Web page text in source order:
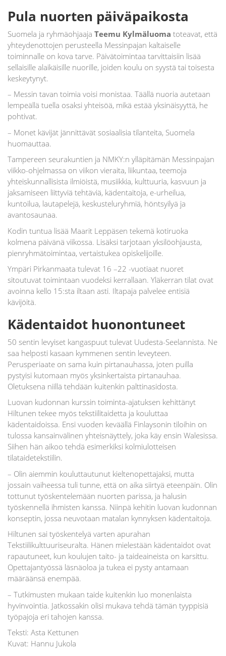
Pula nuorten päiväpaikosta
Suomela ja ryhmäohjaaja Teemu Kylmäluoma toteavat, että
yhteydenottojen perusteella Messinpajan kaltaiselle
toiminnalle on kova tarve. Päivätoimintaa tarvittaisiin lisää
sellaisille alaikäisille nuorille, joiden koulu on syystä tai toisesta
keskeytynyt.
– Messin tavan toimia voisi monistaa. Täällä nuoria autetaan
lempeällä tuella osaksi yhteisöä, mikä estää yksinäisyyttä, he
pohtivat.
– Monet kävijät jännittävät sosiaalisia tilanteita, Suomela
huomauttaa.
Tampereen seurakuntien ja NMKY:n ylläpitämän Messinpajan
viikko-ohjelmassa on viikon vieraita, liikuntaa, teemoja
yhteiskunnallisista ilmiöistä, musiikkia, kulttuuria, kasvuun ja
jaksamiseen liittyviä tehtäviä, kädentaitoja, e-urheilua,
kuntoilua, lautapelejä, keskusteluryhmiä, höntsyilyä ja
avantosaunaa.
Kodin tuntua lisää Maarit Leppäsen tekemä kotiruoka
kolmena päivänä viikossa. Lisäksi tarjotaan yksilöohjausta,
pienryhmätoimintaa, vertaistukea opiskelijoille.
Ympäri Pirkanmaata tulevat 16 –22 -vuotiaat nuoret
sitoutuvat toimintaan vuodeksi kerrallaan. Yläkerran tilat ovat
avoinna kello 15:sta iltaan asti. Iltapaja palvelee entisiä
kävijöitä.
Kädentaidot huonontuneet
50 sentin levyiset kangaspuut tulevat Uudesta-Seelannista. Ne
saa helposti kasaan kymmenen sentin leveyteen.
Perusperiaate on sama kuin pirtanauhassa, joten puilla
pystyisi kutomaan myös yksinkertaista pirtanauhaa.
Oletuksena niillä tehdään kuitenkin palttinasidosta.
Luovan kudonnan kurssin toiminta-ajatuksen kehittänyt
Hiltunen tekee myös tekstiilitaidetta ja kouluttaa
kädentaidoissa. Ensi vuoden keväällä Finlaysonin tiloihin on
tulossa kansainvälinen yhteisnäyttely, joka käy ensin Walesissa.
Siihen hän aikoo tehdä esimerkiksi kolmiulotteisen
tilataidetekstiilin.
– Olin aiemmin kouluttautunut kieltenopettajaksi, mutta
jossain vaiheessa tuli tunne, että on aika siirtyä eteenpäin. Olin
tottunut työskentelemään nuorten parissa, ja halusin
työskennellä ihmisten kanssa. Niinpä kehitin luovan kudonnan
konseptin, jossa neuvotaan matalan kynnyksen kädentaitoja.
Hiltunen sai työskentelyä varten apurahan
Tekstiilikulttuuriseuralta. Hänen mielestään kädentaidot ovat
rapautuneet, kun koulujen taito- ja taideaineista on karsittu.
Opettajantyössä läsnäoloa ja tukea ei pysty antamaan
määräänsä enempää.
– Tutkimusten mukaan taide kuitenkin luo monenlaista
hyvinvointia. Jatkossakin olisi mukava tehdä tämän tyyppisiä
työpajoja eri tahojen kanssa.
Teksti: Asta Kettunen
Kuvat: Hannu Jukola